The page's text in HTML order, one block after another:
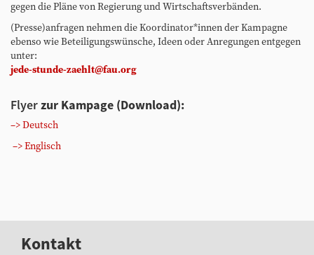
gegen die Pläne von Regierung und Wirtschaftsverbänden.
(Presse)anfragen nehmen die Koordinator*innen der Kampagne
ebenso wie Beteiligungswünsche, Ideen oder Anregungen entgegen
unter:
jede-stunde-zaehlt@fau.org
Flyerzur Kampage (Download):
–> Deutsch
–> Englisch
Kontakt